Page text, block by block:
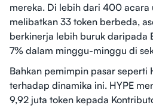
mereka. Di lebih dari 400 acara
melibatkan 33 token berbeda,
berkinerja lebih buruk daripada
7% dalam minggu-minggu di
Bahkan pemimpin pasar
terhadap dinamika ini. HYPE
9,92 juta token kepada